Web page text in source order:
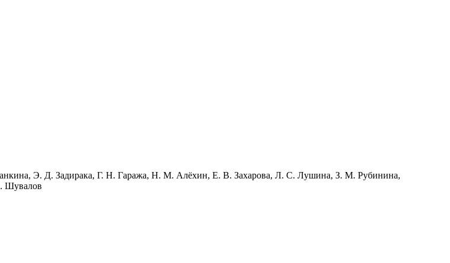
Э. Д. Задирака, Г. Н. Гаража, Н. М. Алёхин, Е. В. Захарова, Л. С. Лушина, З. М. Рубинина,
Шувалов